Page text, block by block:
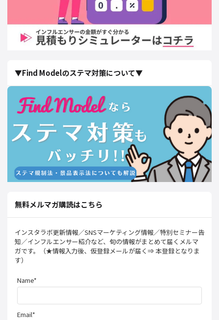
▼Find Modelのステマ対策について▼
無料メルマガ購読はこちら
インスタラボ更新情報／SNSマーケティング情報／特別セミナー告
知／インフルエンサー紹介など、旬の情報がまとめて届くメルマ
ガです。（★情報入力後、仮登録メールが届く⇒ 本登録となりま
す）
Name*
Email*